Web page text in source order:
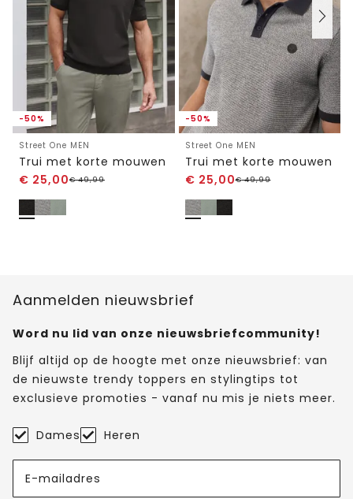
-50%
Street One MEN
Trui met korte mouwen
€ 25,00€49,99
-50%
Street One MEN
Trui met korte mouwen
€ 25,00€49,99
Aanmelden nieuwsbrief
Word nu lid van onze nieuwsbriefcommunity!
Blijf altijd op de hoogte met onze nieuwsbrief: van
de nieuwste trendy toppers en stylingtips tot
exclusieve promoties - vanaf nu mis je niets meer.
Dames Heren
E-mailadres